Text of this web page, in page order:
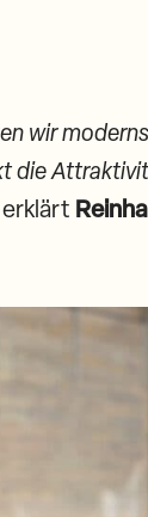
wir
die
erklärt